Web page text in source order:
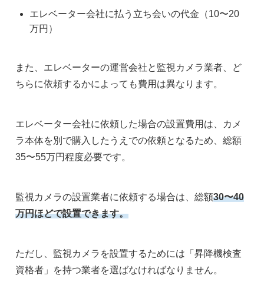
エレベーター会社に払う立ち会いの代金（10〜20
万円）
また、エレベーターの運営会社と監視カメラ業者、ど
ちらに依頼するかによっても費用は異なります。
エレベーター会社に依頼した場合の設置費用は、カメ
ラ本体を別で購入したうえでの依頼となるため、総額
35〜55万円程度必要です。
監視カメラの設置業者に依頼する場合は、総額30〜40
万円ほどで設置できます。
ただし、監視カメラを設置するためには「昇降機検査
資格者」を持つ業者を選ばなければなりません。